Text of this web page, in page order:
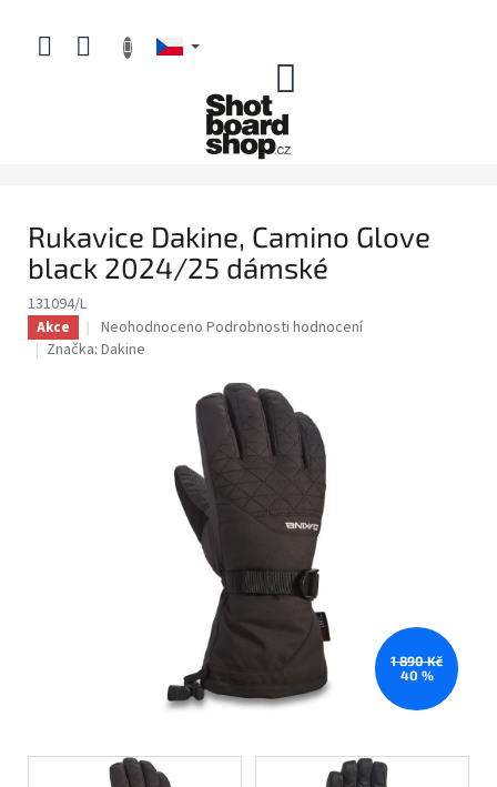
obsah
Rukavice Dakine, Camino Glove
black 2024/25 dámské
131094/L
Akce
Průměrné
hodnocení
Neohodnoceno Podrobnosti hodnocení
Značka: Dakine
1 890 Kč
40 %